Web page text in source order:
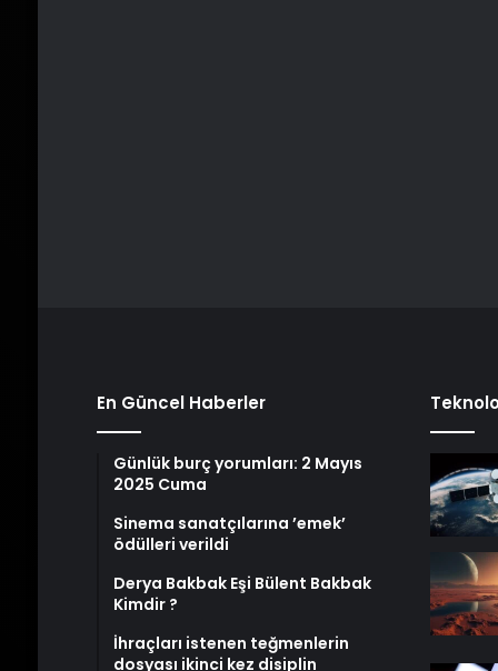
En Güncel Haberler
Günlük burç yorumları: 2 Mayıs
2025 Cuma
Sinema sanatçılarına ’emek’
ödülleri verildi
Derya Bakbak Eşi Bülent Bakbak
Kimdir ?
İhraçları istenen teğmenlerin
dosyası ikinci kez disiplin